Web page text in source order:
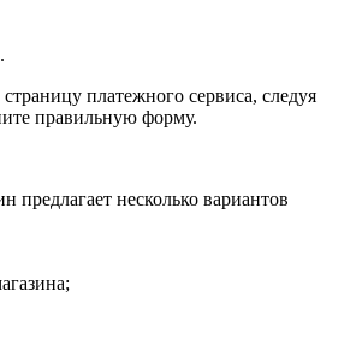
платежного сервиса, следуя
правильную форму.
предлагает несколько вариантов